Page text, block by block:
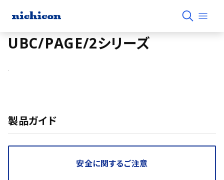
UBC/PAGE/2シリーズ
製品ガイド
安全に関するご注意